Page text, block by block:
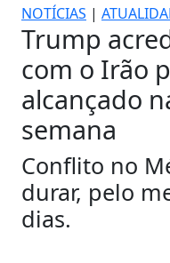
NOTÍCIAS |
Trump
com o Irão
alcançado
semana
Conflito no
durar, pelo
dias.